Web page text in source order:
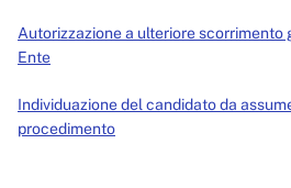
Autorizzazione a ulteriore
Ente
Individuazione del candidato da
procedimento